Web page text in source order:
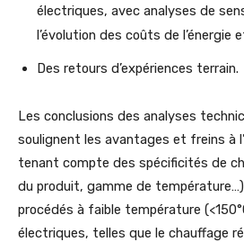
électriques, avec analyses de
l’évolution des coûts de l’énergie
Des retours d’expériences terrain.
Les conclusions des analyses
soulignent les avantages et freins à
tenant compte des spécificités de
du produit, gamme de
procédés à faible température
électriques, telles que le chauffage